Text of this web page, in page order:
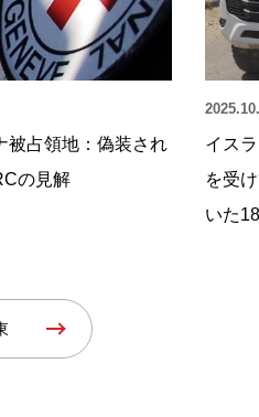
被占領地：偽装され
の見解
イス
を受
いた